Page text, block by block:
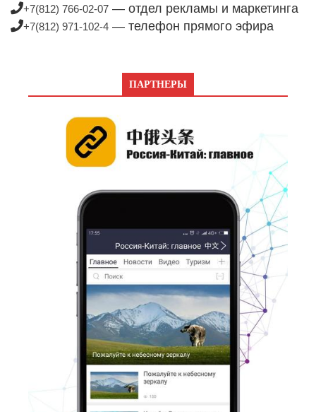
+7(812) 766-02-07 — отдел рекламы и маркетинга
+7(812) 971-102-4 — телефон прямого эфира
ПАРТНЕРЫ